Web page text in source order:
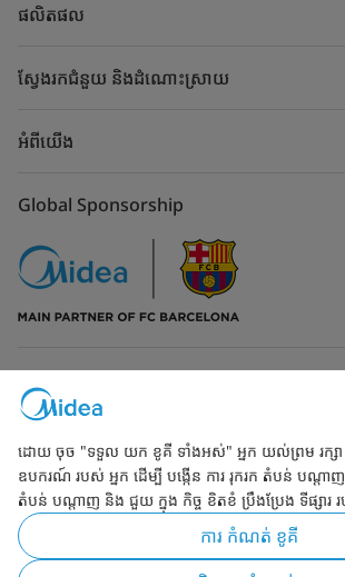
ផលិតផល
ស្វែងរកជំនួយ និងដំណោះស្រាយ
អំពីយើង
Global Sponsorship
ទំនាក់ទំនងមកកាន់យើង
ដោយ ចុច "ទទួល យក ខូគី ទាំងអស់" អ្នក យល់ព្រម រក្ស
ឧបករណ៍ របស់ អ្នក ដើម្បី បង្កើន ការ រុករក តំបន់ បណ្ដាញ
តំបន់ បណ្ដាញ និង ជួយ ក្នុង កិច្ច ខិតខំ ប្រឹងប្រែង ទីផ្សារ
ការ កំណត់ ខូគី